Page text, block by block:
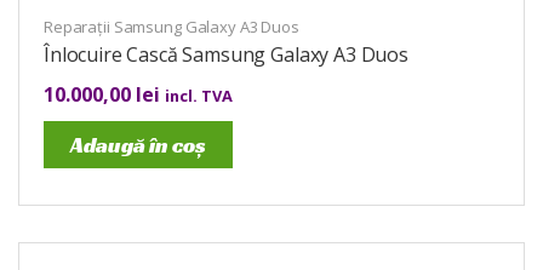
Reparații Samsung Galaxy A3 Duos
Înlocuire Cască Samsung Galaxy A3 Duos
10.000,00 lei incl. TVA
Adaugă în coș